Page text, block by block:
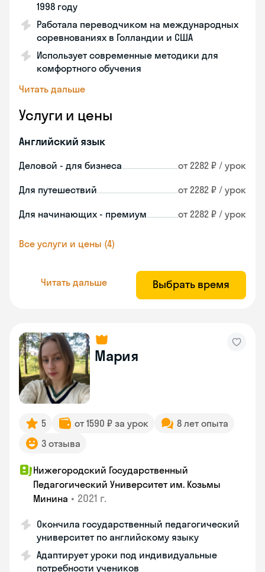
1998 году
Работала переводчиком на международных
соревнованиях в Голландии и США
Использует современные методики для
комфортного обучения
Читать дальше
Услуги и цены
Английский язык
Деловой - для бизнеса от 2282 ₽ / урок
Для путешествий от 2282 ₽ / урок
Для начинающих - премиум от 2282 ₽ / урок
Все услуги и цены (4)
Читать дальше Выбрать время
Мария
5 от 1590 ₽ за урок
8 лет опыта
3 отзыва
Нижегородский Государственный
Педагогический Университет им. Козьмы
Минина • 2021 г.
Окончила государственный педагогический
университет по английскому языку
Адаптирует уроки под индивидуальные
потребности учеников